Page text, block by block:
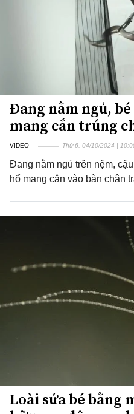
Đang nằm ngủ,
mang cắn trúng
VIDEO Thứ 6, 04/10/2024 |
Đang nằm ngủ trên nệm,
hổ mang cắn vào bàn chân
Loài sứa bé bằng